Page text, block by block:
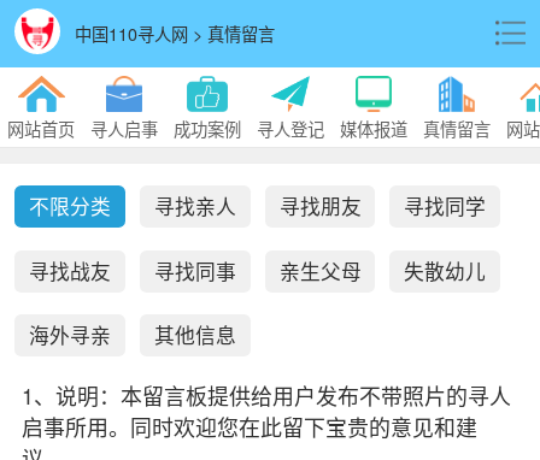
中国110寻人网 > 真情留言
网站首页 寻人启事 成功案例 寻人登记 媒体报道 真情留言 网
不限分类 寻找亲人 寻找朋友 寻找同学
寻找战友 寻找同事 亲生父母 失散幼儿
海外寻亲 其他信息
1、说明：本留言板提供给用户发布不带照片的寻人
启事所用。同时欢迎您在此留下宝贵的意见和建